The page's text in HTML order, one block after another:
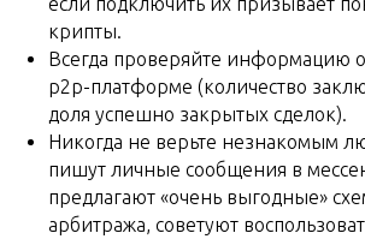
крипты.
Всегда проверяйте информацию
p2p-платформе (количество
доля успешно закрытых сделок).
Никогда не верьте незнакомым
пишут личные сообщения в
предлагают «очень выгодные»
арбитража, советуют